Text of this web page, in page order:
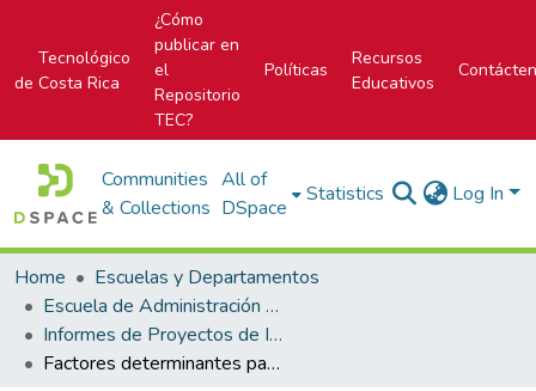
Tecnológico
de Costa Rica
¿Cómo
publicar en
el
Repositorio
TEC?
Políticas
Recursos
Educativos
Communities
& Collections
All of
DSpace
Statistics Log In
Home
Escuelas y Departamentos
Escuela de Administración de Empresas
Informes de Proyectos de Investigación
Factores determinantes para el desempeño del desarrollo económico local: el caso de las zonas económicas especiales promovidas por el ITCR contrastadas con una experiencia Internacional. Documento 1